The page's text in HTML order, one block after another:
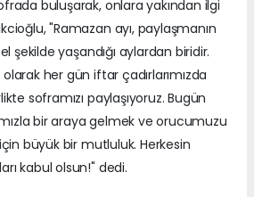
buluşarak, onlara yakından ilgi
"Ramazan ayı, paylaşmanın
şekilde yaşandığı aylardan biridir.
her gün iftar çadırlarımızda
soframızı paylaşıyoruz. Bugün
bir araya gelmek ve orucumuzu
büyük bir mutluluk. Herkesin
kabul olsun!" dedi.